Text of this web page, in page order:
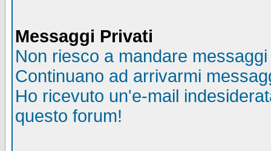
Messaggi Privati
Non riesco a mandare
Continuano ad arrivarmi
Ho ricevuto un'e-mail
questo forum!